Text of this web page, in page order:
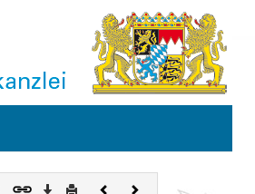
Download
DruckenVorherigesNächstes